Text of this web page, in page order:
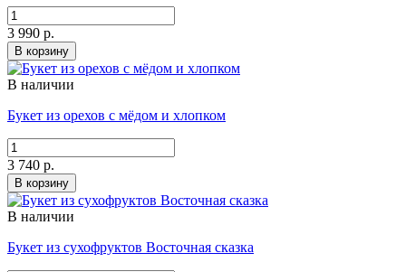
3 990 р.
В корзину
В наличии
Букет из орехов с мёдом и хлопком
3 740 р.
В корзину
В наличии
Букет из сухофруктов Восточная сказка